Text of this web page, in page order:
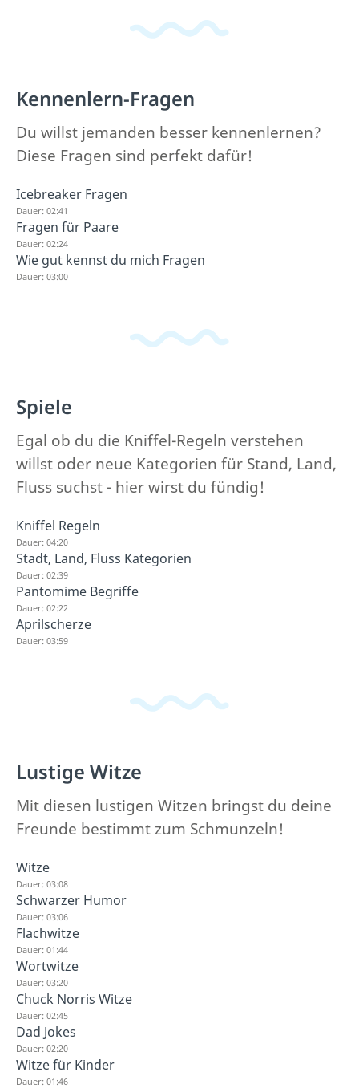
Kennenlern-Fragen
Du willst jemanden besser kennenlernen?
Diese Fragen sind perfekt dafür!
Icebreaker Fragen
Dauer: 02:41
Fragen für Paare
Dauer: 02:24
Wie gut kennst du mich Fragen
Dauer: 03:00
Spiele
Egal ob du die Kniffel-Regeln verstehen
willst oder neue Kategorien für Stand, Land,
Fluss suchst - hier wirst du fündig!
Kniffel Regeln
Dauer: 04:20
Stadt, Land, Fluss Kategorien
Dauer: 02:39
Pantomime Begriffe
Dauer: 02:22
Aprilscherze
Dauer: 03:59
Lustige Witze
Mit diesen lustigen Witzen bringst du deine
Freunde bestimmt zum Schmunzeln!
Witze
Dauer: 03:08
Schwarzer Humor
Dauer: 03:06
Flachwitze
Dauer: 01:44
Wortwitze
Dauer: 03:20
Chuck Norris Witze
Dauer: 02:45
Dad Jokes
Dauer: 02:20
Witze für Kinder
Dauer: 01:46